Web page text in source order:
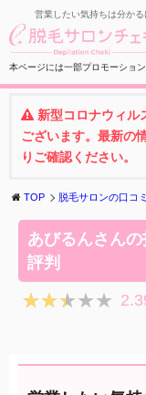
営業したい気持ちは分か
本ページには一部プロモーション
新型コロナウィル
ございます。最新の
りご確認ください。
TOP 脱毛サロンの口コ
あびるんさん
評判
★★★★★
★★★★★